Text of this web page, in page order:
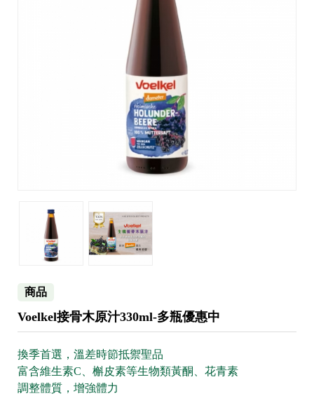
商品
Voelkel接骨木原汁330ml-多瓶優惠中
換季首選，溫差時節抵禦聖品
富含維生素C、槲皮素等生物類黃酮、花青素
調整體質，增強體力